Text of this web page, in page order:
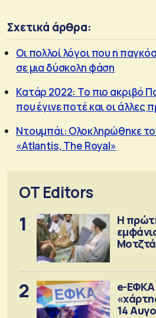
Σχετικά άρθρα:
Οι πολλοί λόγοι που η
σε μια δύσκολη φάση
Κατάρ 2022: Το πιο ακριβό
που έγινε ποτέ και οι άλλες
Ντουμπάι: Ολοκληρώθηκε το
«Atlantis, The Royal»
OT Editors
1
Η
2
e-
14